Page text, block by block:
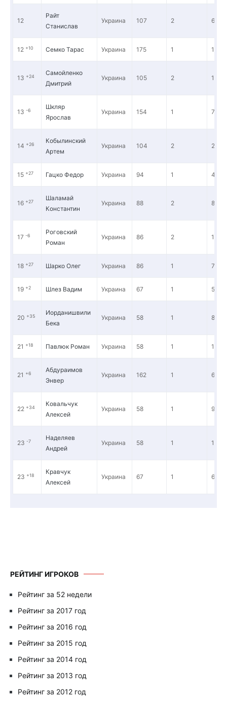
12
Райт
Станислав
Украина 107 2 6 870
12 +10 Семко Тарас Украина 175 1 17
13 +24
Самойленко
Дмитрий
Украина 105 2 16
13 -6
Шкляр
Ярослав
Украина 154 1 7 681
14 +26
Кобылинский
Артем
Украина 104 2 27
15 +27 Гацко Федор Украина 94 1 4 516
16 +27
Шаламай
Константин
Украина 88 2 8 265
17 -6
Роговский
Роман
Украина 86 2 10
18 +27 Шарко Олег Украина 86 1 7
19 +2 Шлез Вадим Украина 67 1 5
20 +35
Иорданишвили
Бека
Украина 58 1 8
21 +18 Павлюк Роман Украина 58 1 14
21 +6
Абдураимов
Энвер
Украина 162 1 68
22 +34
Ковальчук
Алексей
Украина 58 1 9 765
23 -7
Наделяев
Андрей
Украина 58 1 11
23 +18
Кравчук
Алексей
Украина 67 1 6 397
РЕЙТИНГ ИГРОКОВ
Рейтинг за 52 недели
Рейтинг за 2017 год
Рейтинг за 2016 год
Рейтинг за 2015 год
Рейтинг за 2014 год
Рейтинг за 2013 год
Рейтинг за 2012 год